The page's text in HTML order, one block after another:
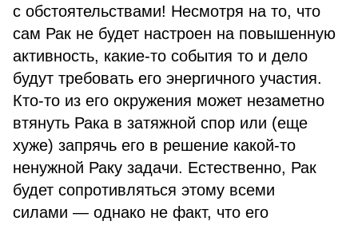
с обстоятельствами! Несмотря на то, что
сам Рак не будет настроен на повышенную
активность, какие-то события то и дело
будут требовать его энергичного участия.
Кто-то из его окружения может незаметно
втянуть Рака в затяжной спор или (еще
хуже) запрячь его в решение какой-то
ненужной Раку задачи. Естественно, Рак
будет сопротивляться этому всеми
силами — однако не факт, что его